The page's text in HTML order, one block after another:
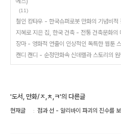
(11)
철인 캉타우 - 한국슈퍼로봇 만화의 기념비적
지혜로 지은 집, 한국 건축 - 전통 건축문화의
장마 - 영화적 연출이 인상적인 독특한 웹툰
캔디 캔디 - 순정만화속 신데렐라 스토리의 원
'도서, 만화/ㅈ,ㅊ,ㅋ'의 다른글
현재글 점과 선 - 알리바이 파괴의 진수를